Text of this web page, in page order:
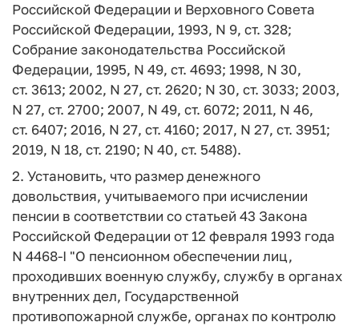
Российской Федерации и Верховного Совета
Российской Федерации, 1993, N 9, ст. 328;
Собрание законодательства Российской
Федерации, 1995, N 49, ст. 4693; 1998, N 30,
ст. 3613; 2002, N 27, ст. 2620; N 30, ст. 3033; 2003,
N 27, ст. 2700; 2007, N 49, ст. 6072; 2011, N 46,
ст. 6407; 2016, N 27, ст. 4160; 2017, N 27, ст. 3951;
2019, N 18, ст. 2190; N 40, ст. 5488).
2. Установить, что размер денежного
довольствия, учитываемого при исчислении
пенсии в соответствии со статьей 43 Закона
Российской Федерации от 12 февраля 1993 года
N 4468-I "О пенсионном обеспечении лиц,
проходивших военную службу, службу в органах
внутренних дел, Государственной
противопожарной службе, органах по контролю